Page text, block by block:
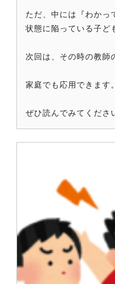
ただ、中には『わかっ
状態に陥っている子ど
次回は、その時の教師
家庭でも応用できます。
ぜひ読んでみてくださ